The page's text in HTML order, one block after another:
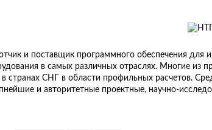
и поставщик программного обеспечения для
в самых различных отраслях. Многие из
странах СНГ в области профильных расчетов.
и авторитетные проектные, научно-